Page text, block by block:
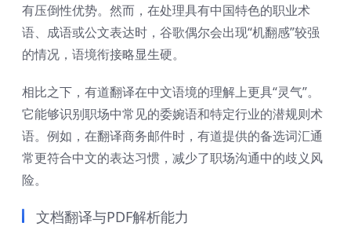
有压倒性优势。然而，在处理具有中国特色的职业术
语、成语或公文表达时，谷歌偶尔会出现“机翻感”较强
的情况，语境衔接略显生硬。
相比之下，有道翻译在中文语境的理解上更具“灵气”。
它能够识别职场中常见的委婉语和特定行业的潜规则术
语。例如，在翻译商务邮件时，有道提供的备选词汇通
常更符合中文的表达习惯，减少了职场沟通中的歧义风
险。
文档翻译与PDF解析能力